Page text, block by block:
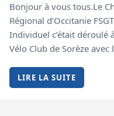
Bonjour à vous tous.Le
Régional d’Occitanie
Individuel c’était déroulé
Vélo Club de Sorèze avec
LIRE LA SUITE